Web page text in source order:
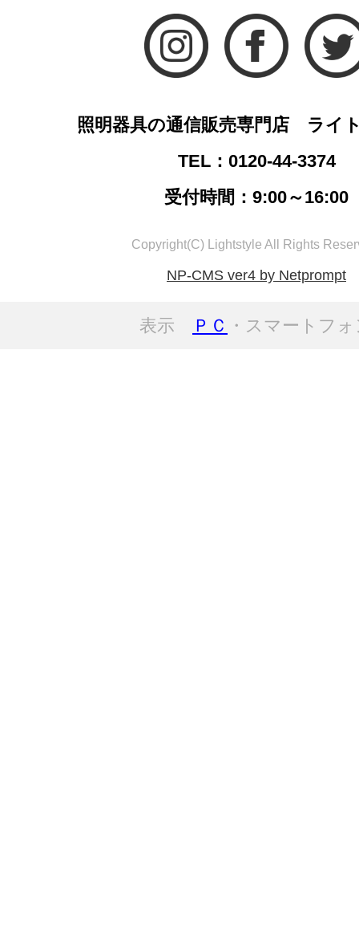
照明器具の通信販売専門店 ライ
TEL：0120-44-3374
受付時間：9:00～16:00
Copyright(C) Lightstyle All Rights
NP-CMS ver4 by Netprompt
表示 ＰＣ ・スマートフ